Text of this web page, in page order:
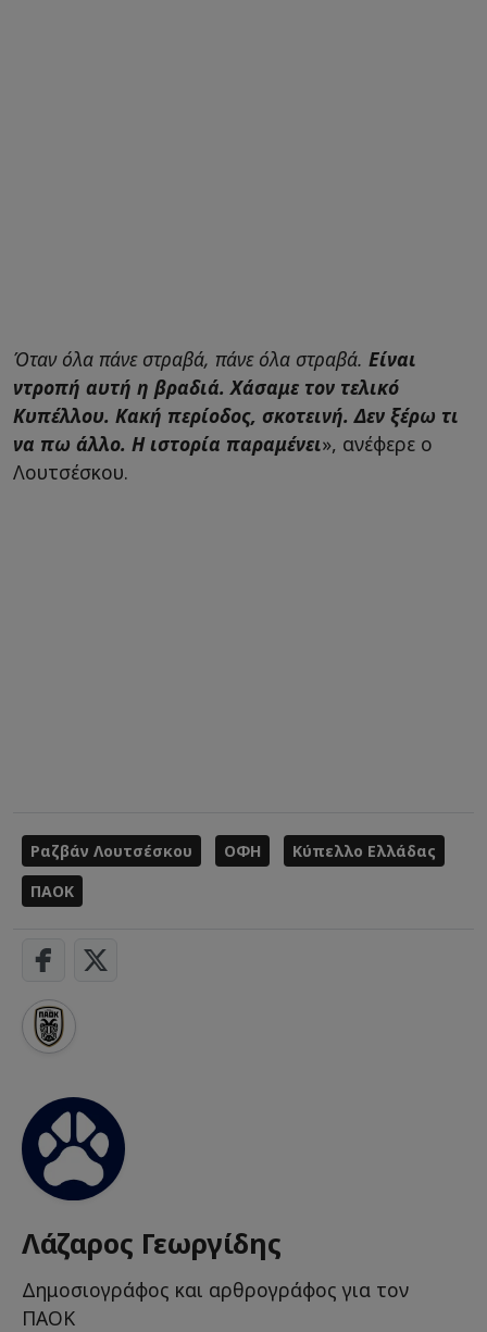
Όταν όλα πάνε στραβά, πάνε όλα στραβά. Είναι
ντροπή αυτή η βραδιά. Χάσαμε τον τελικό
Κυπέλλου. Κακή περίοδος, σκοτεινή. Δεν ξέρω τι
να πω άλλο. Η ιστορία παραμένει», ανέφερε ο
Λουτσέσκου.
Ραζβάν Λουτσέσκου ΟΦΗ
Κύπελλο Ελλάδας
ΠΑΟΚ
Λάζαρος Γεωργίδης
Δημοσιογράφος και αρθρογράφος για τον
ΠΑΟΚ